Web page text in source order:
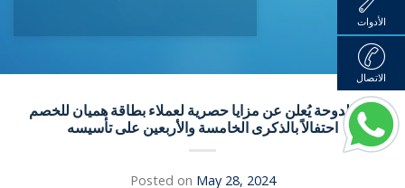
بنك الدوحة يُعلن عن مزايا حصرية لعملاء بطاقة هميان للخصم
احتفالاً بالذكرى الخامسة والأربعين على تأسيسه
Posted on May 28, 2024
الأدوات
الاتصال